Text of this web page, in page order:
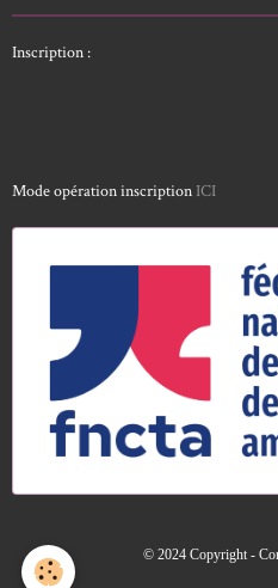
Inscription :
Mode opération inscription ICI
© 2024 Copyright -